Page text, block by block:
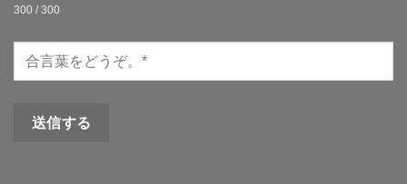
300 / 300